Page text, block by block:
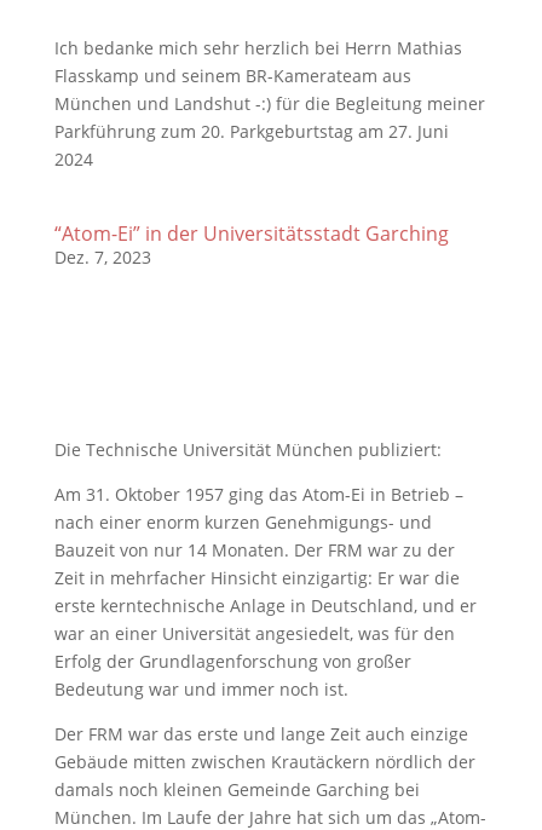
Ich bedanke mich sehr herzlich bei Herrn Mathias
Flasskamp und seinem BR-Kamerateam aus
München und Landshut -:) für die Begleitung meiner
Parkführung zum 20. Parkgeburtstag am 27. Juni
2024
“Atom-Ei” in der Universitätsstadt Garching
Dez. 7, 2023
Die Technische Universität München publiziert:
Am 31. Oktober 1957 ging das Atom-Ei in Betrieb –
nach einer enorm kurzen Genehmigungs- und
Bauzeit von nur 14 Monaten. Der FRM war zu der
Zeit in mehrfacher Hinsicht einzigartig: Er war die
erste kerntechnische Anlage in Deutschland, und er
war an einer Universität angesiedelt, was für den
Erfolg der Grundlagenforschung von großer
Bedeutung war und immer noch ist.
Der FRM war das erste und lange Zeit auch einzige
Gebäude mitten zwischen Krautäckern nördlich der
damals noch kleinen Gemeinde Garching bei
München. Im Laufe der Jahre hat sich um das „Atom-